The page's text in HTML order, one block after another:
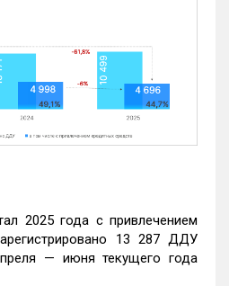
2025 года с привлечением
13 287 ДДУ
— июня текущего года